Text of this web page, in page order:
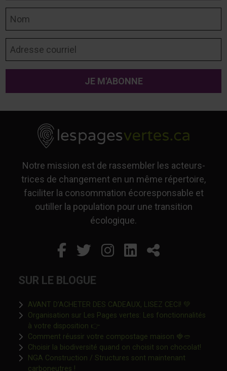
Notre mission est de rassembler les acteurs-
trices de changement en un même répertoire,
faciliter la consommation écoresponsable et
outiller la population pour une transition
écologique.
Facebook
Ce lien s'ouvrira dans
Twitter
Ce lien s'ouvrira
Instagram
Ce lien s'ouvrira
LinkedIn
Ce lienPartager
SUR LE BLOGUE
AVANT D’ACHETER DES CADEAUX, LISEZ CECI! 💚
Organisation sur Les Pages vertes: Les fonctionnalités
à votre disposition 👉Ce lien s'ouvrira dans une nouvelle
Comment réussir votre compostage maison 🍓🥙
Choisir la biodiversité quand on choisit son chocolat!Ce lien
NGA Construction / Structures sont maintenant
carboneutres !Ce lien s'ouvrira dans une nouvelle fenêtre"